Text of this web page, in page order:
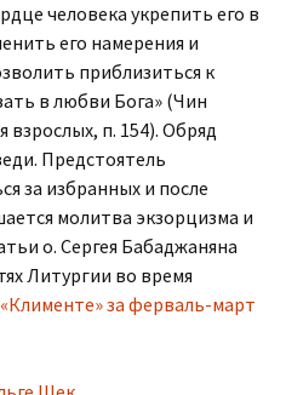
человека укрепить его в
его намерения и
приблизиться к
в любви Бога» (Чин
п. 154). Обряд
Предстоятель
за избранных и после
молитва экзорцизма и
о. Сергея Бабаджаняна
Литургии во время
«Клименте» за ферваль-март